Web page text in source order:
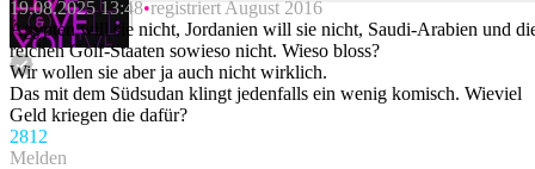
Beitrag melden
19.08.2025 13:48 registriert August 2016
Ägypten will sie nicht, Jordanien will sie nicht, Saudi-Arabien und
reichen Golf-Staaten sowieso nicht. Wieso bloss?
Wir wollen sie aber ja auch nicht wirklich.
Das mit dem Südsudan klingt jedenfalls ein wenig komisch. Wieviel
Geld kriegen die dafür?
2812
Melden